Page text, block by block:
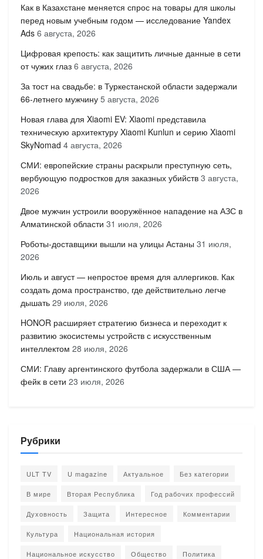
Как в Казахстане меняется спрос на товары для школы
перед новым учебным годом — исследование Yandex
Ads 6 августа, 2026
Цифровая крепость: как защитить личные данные в сети
от чужих глаз 6 августа, 2026
За тост на свадьбе: в Туркестанской области задержали
66-летнего мужчину 5 августа, 2026
Новая глава для Xiaomi EV: Xiaomi представила
техническую архитектуру Xiaomi Kunlun и серию Xiaomi
SkyNomad 4 августа, 2026
СМИ: европейские страны раскрыли преступную сеть,
вербующую подростков для заказных убийств 3 августа,
2026
Двое мужчин устроили вооружённое нападение на АЗС в
Алматинской области 31 июля, 2026
Роботы-доставщики вышли на улицы Астаны 31 июля,
2026
Июль и август — непростое время для аллергиков. Как
создать дома пространство, где действительно легче
дышать 29 июля, 2026
HONOR расширяет стратегию бизнеса и переходит к
развитию экосистемы устройств с искусственным
интеллектом 28 июля, 2026
СМИ: Главу аргентинского футбола задержали в США —
фейк в сети 23 июля, 2026
Рубрики
ULT TV U magazine Актуальное Без категории
В мире Вторая Республика Год рабочих профессий
Духовность Защита Интересное Комментарии
Культура Национальная история
Национальное искусство Общество Политика